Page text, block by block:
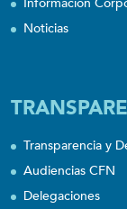
Noticias
Transparencia y
Audiencias CFN
Delegaciones